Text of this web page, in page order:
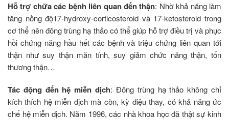
Hỗ trợ chữa các bệnh liên quan đến thận: Nhờ khả năng làm
tăng nồng độ17-hydroxy-corticosteroid và 17-ketosteroid trong
cơ thể nên đông trùng hạ thảo có thể giúp hỗ trợ điều trị và phục
hồi chứng năng hầu hết các bệnh và triệu chứng liên quan tới
thận như suy thận mãn tính, suy giảm chức năng thận, tổn
thương thận…
Tác động đến hệ miễn dịch: Đông trùng hạ thảo không chỉ
kích thích hệ miễn dịch mà còn, kỳ diệu thay, có khả năng ức
chế hệ miễn dịch. Năm 1996, các nhà khoa học đã thật sự kinh